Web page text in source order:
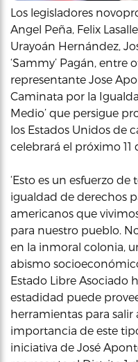
Los legisladores
Angel Peña, Felix
Urayoán Hernández,
‘Sammy’ Pagán, entre
representante Jose
Caminata por la
Medio’ que persigue
los Estados Unidos de
celebrará el próximo 11
‘Esto es un esfuerzo
igualdad de derechos
americanos que
para nuestro pueblo.
en la inmoral colonia,
abismo
Estado Libre Asociado
estadidad puede
herramientas para salir
importancia de este
iniciativa de José